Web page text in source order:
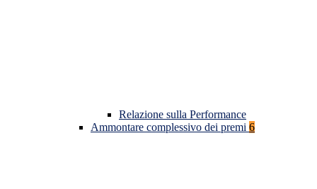
Relazione sulla Performance
Ammontare complessivo dei premi 6